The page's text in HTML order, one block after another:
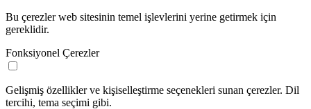
Bu çerezler web sitesinin temel işlevlerini yerine getirmek için
gereklidir.
Fonksiyonel Çerezler
Gelişmiş özellikler ve kişiselleştirme seçenekleri sunan çerezler. Dil
tercihi, tema seçimi gibi.